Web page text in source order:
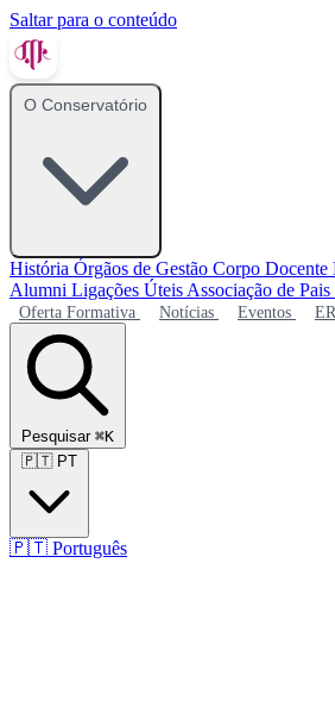
Saltar para o conteúdo
O Conservatório
História Órgãos de Gestão Corpo Docente
Alumni Ligações Úteis Associação de Pais
Oferta Formativa Notícias Eventos
Pesquisar ⌘K
🇵🇹 PT
🇵🇹 Português